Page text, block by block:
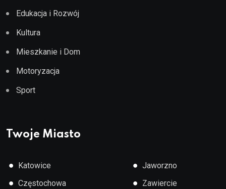
Edukacja i Rozwój
Kultura
Mieszkanie i Dom
Motoryzacja
Sport
Twoje Miasto
● Katowice
● Częstochowa
● Jaworzno
● Zawiercie